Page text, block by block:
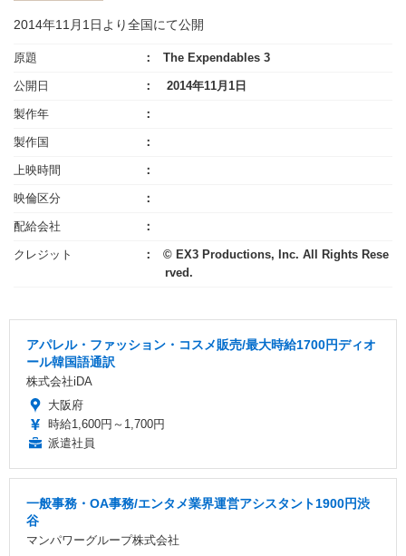
2014年11月1日より全国にて公開
原題 The Expendables 3
公開日 2014年11月1日
製作年
製作国
上映時間
映倫区分
配給会社
クレジット
© EX3 Productions, Inc. All Rights Rese
rved.
アパレル・ファッション・コスメ販売/最大時給1700円ディオ
ール韓国語通訳
株式会社iDA
大阪府
時給1,600円～1,700円
派遣社員
一般事務・OA事務/エンタメ業界運営アシスタント1900円渋
谷
マンパワーグループ株式会社